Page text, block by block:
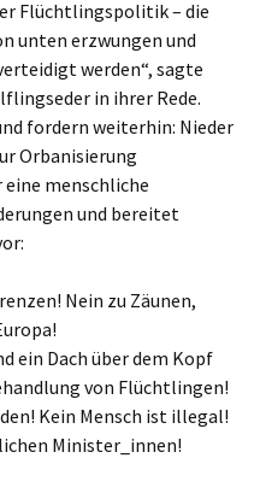
Flüchtlingspolitik – die
unten erzwungen und
werden“, sagte
in ihrer Rede.
fordern weiterhin: Nieder
Orbanisierung
menschliche
und bereitet
Nein zu Zäunen,
ein Dach über dem Kopf
von Flüchtlingen!
Kein Mensch ist illegal!
Minister_innen!